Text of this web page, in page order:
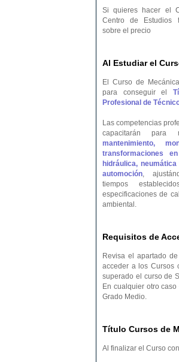
Si quieres hacer el
Centro de Estudios
sobre el precio
Al Estudiar el
El Curso de
para conseguir el
Profesional de
Las competencias
capacitarán para
mantenimiento,
transformaciones
hidráulica,
automoción,
tiempos
especificaciones de
ambiental.
Requisitos de
Revisa el apartado
acceder a los Cursos
superado el curso de
En cualquier otro
Grado Medio.
Título Cursos de
Al finalizar el Curso